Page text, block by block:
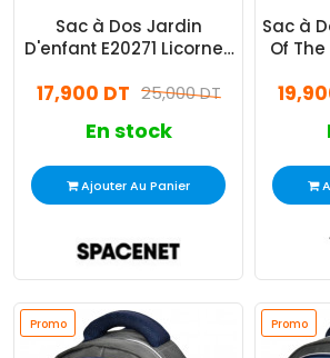
Sac à Dos Jardin
D'enfant E20271 Licornes
25,000 DT
17,900 DT
En stock
Ajouter Au Panier
Sac à
Of
Promo Promo